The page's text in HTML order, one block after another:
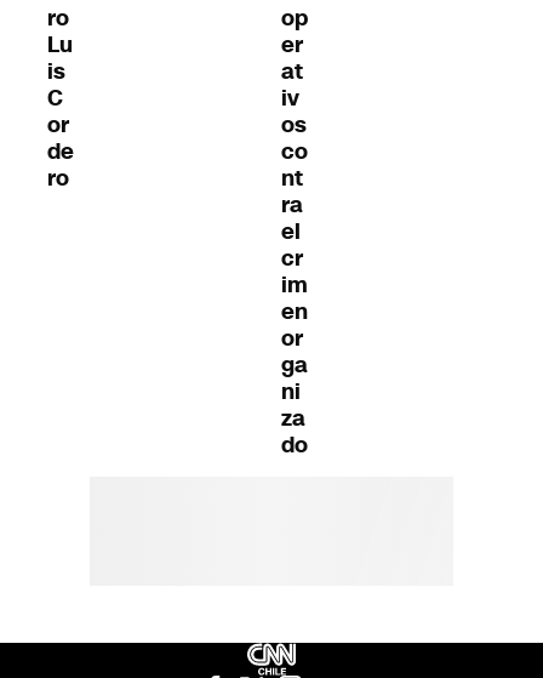
ro
Lu
is
C
or
de
ro
op
er
at
iv
os
co
nt
ra
el
cr
im
en
or
ga
ni
za
do